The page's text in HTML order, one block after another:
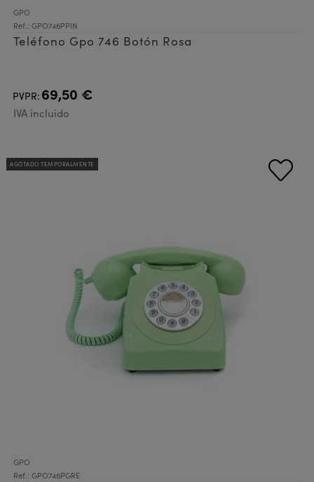
GPO
Ref.: GPO746PPIN
Teléfono Gpo 746 Botón Rosa
PVPR: 69,50 €
IVA incluido
AGOTADO TEMPORALMENTE
GPO
Ref.: GPO746PGRE